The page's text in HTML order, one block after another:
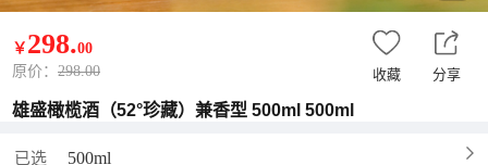
￥ 298.00
原价： 298.00 收藏 分享
雄盛橄榄酒（52°珍藏）兼香型 500ml 500ml
已选 500ml